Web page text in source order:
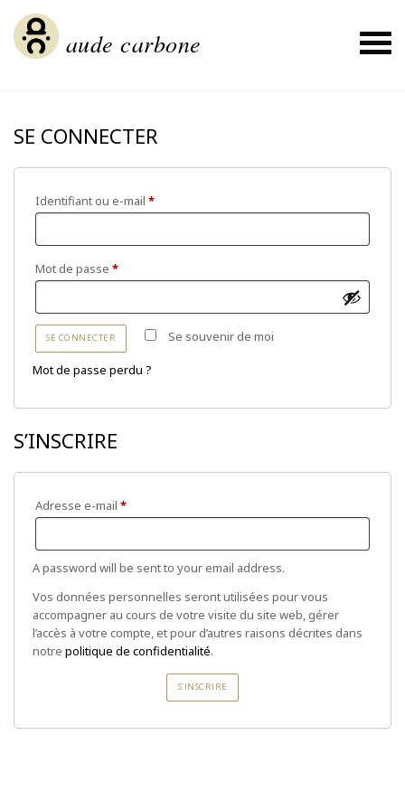
contenu aude carbone
Blog & Actualités
Expos & Publications passées
Contact & Links
Mon compte / My account
Panier / Cart
La Main Qui Cale - éditions
S'abonner à la NewsLetter
SE CONNECTER
Identifiant ou e-mail *
Mot de passe *
Se souvenir de moi
SE CONNECTER
Mot de passe perdu ?
S’INSCRIRE
Adresse e-mail *
A password will be sent to your email address.
Vos données personnelles seront utilisées pour vous
accompagner au cours de votre visite du site web, gérer
l’accès à votre compte, et pour d’autres raisons décrites dans
notre politique de confidentialité.
S’INSCRIRE